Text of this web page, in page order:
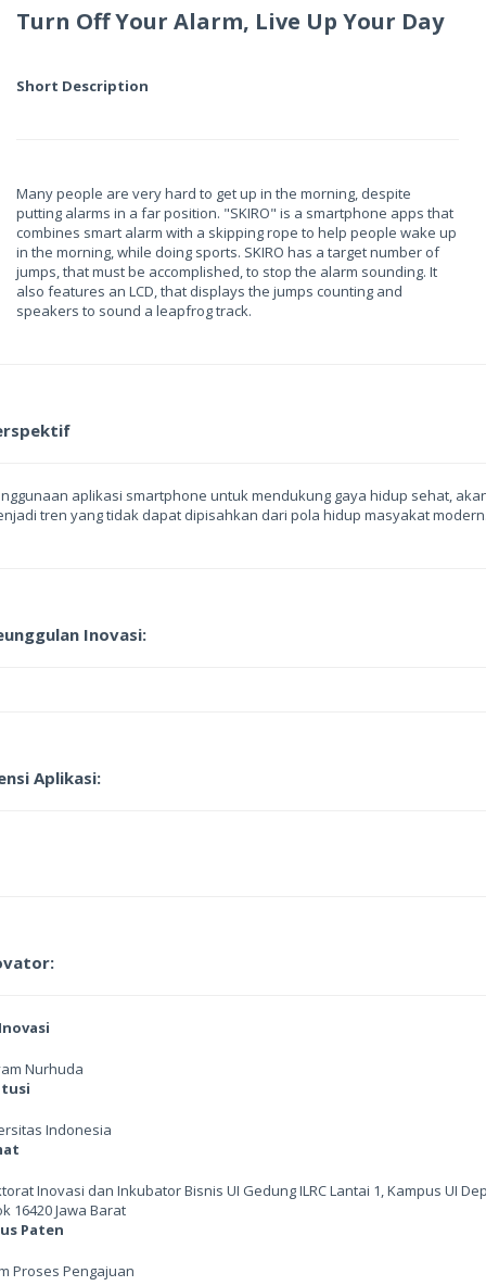
Turn Off Your Alarm, Live Up Your Day
Short Description
Many people are very hard to get up in the morning, despite
putting alarms in a far position. "SKIRO" is a smartphone apps that
combines smart alarm with a skipping rope to help people wake up
in the morning, while doing sports. SKIRO has a target number of
jumps, that must be accomplished, to stop the alarm sounding. It
also features an LCD, that displays the jumps counting and
speakers to sound a leapfrog track.
aplikasi smartphone untuk mendukung gaya hidup sehat,
tren yang tidak dapat dipisahkan dari pola hidup masyakat
Inovasi:
Aplikasi:
Nurhuda
Indonesia
Inovasi dan Inkubator Bisnis UI Gedung ILRC Lantai 1, Kampus UI
16420 Jawa Barat
Paten
Proses Pengajuan